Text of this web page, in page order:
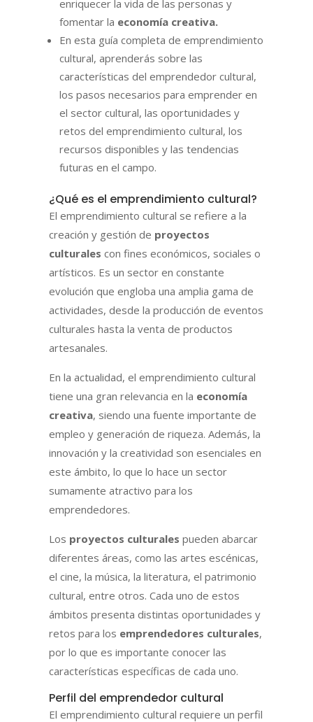
enriquecer la vida de las personas y
fomentar la economía creativa.
En esta guía completa de emprendimiento
cultural, aprenderás sobre las
características del emprendedor cultural,
los pasos necesarios para emprender en
el sector cultural, las oportunidades y
retos del emprendimiento cultural, los
recursos disponibles y las tendencias
futuras en el campo.
¿Qué es el emprendimiento cultural?
El emprendimiento cultural se refiere a la
creación y gestión de proyectos
culturales con fines económicos, sociales o
artísticos. Es un sector en constante
evolución que engloba una amplia gama de
actividades, desde la producción de eventos
culturales hasta la venta de productos
artesanales.
En la actualidad, el emprendimiento cultural
tiene una gran relevancia en la economía
creativa, siendo una fuente importante de
empleo y generación de riqueza. Además, la
innovación y la creatividad son esenciales en
este ámbito, lo que lo hace un sector
sumamente atractivo para los
emprendedores.
Los proyectos culturales pueden abarcar
diferentes áreas, como las artes escénicas,
el cine, la música, la literatura, el patrimonio
cultural, entre otros. Cada uno de estos
ámbitos presenta distintas oportunidades y
retos para los emprendedores culturales,
por lo que es importante conocer las
características específicas de cada uno.
Perfil del emprendedor cultural
El emprendimiento cultural requiere un perfil